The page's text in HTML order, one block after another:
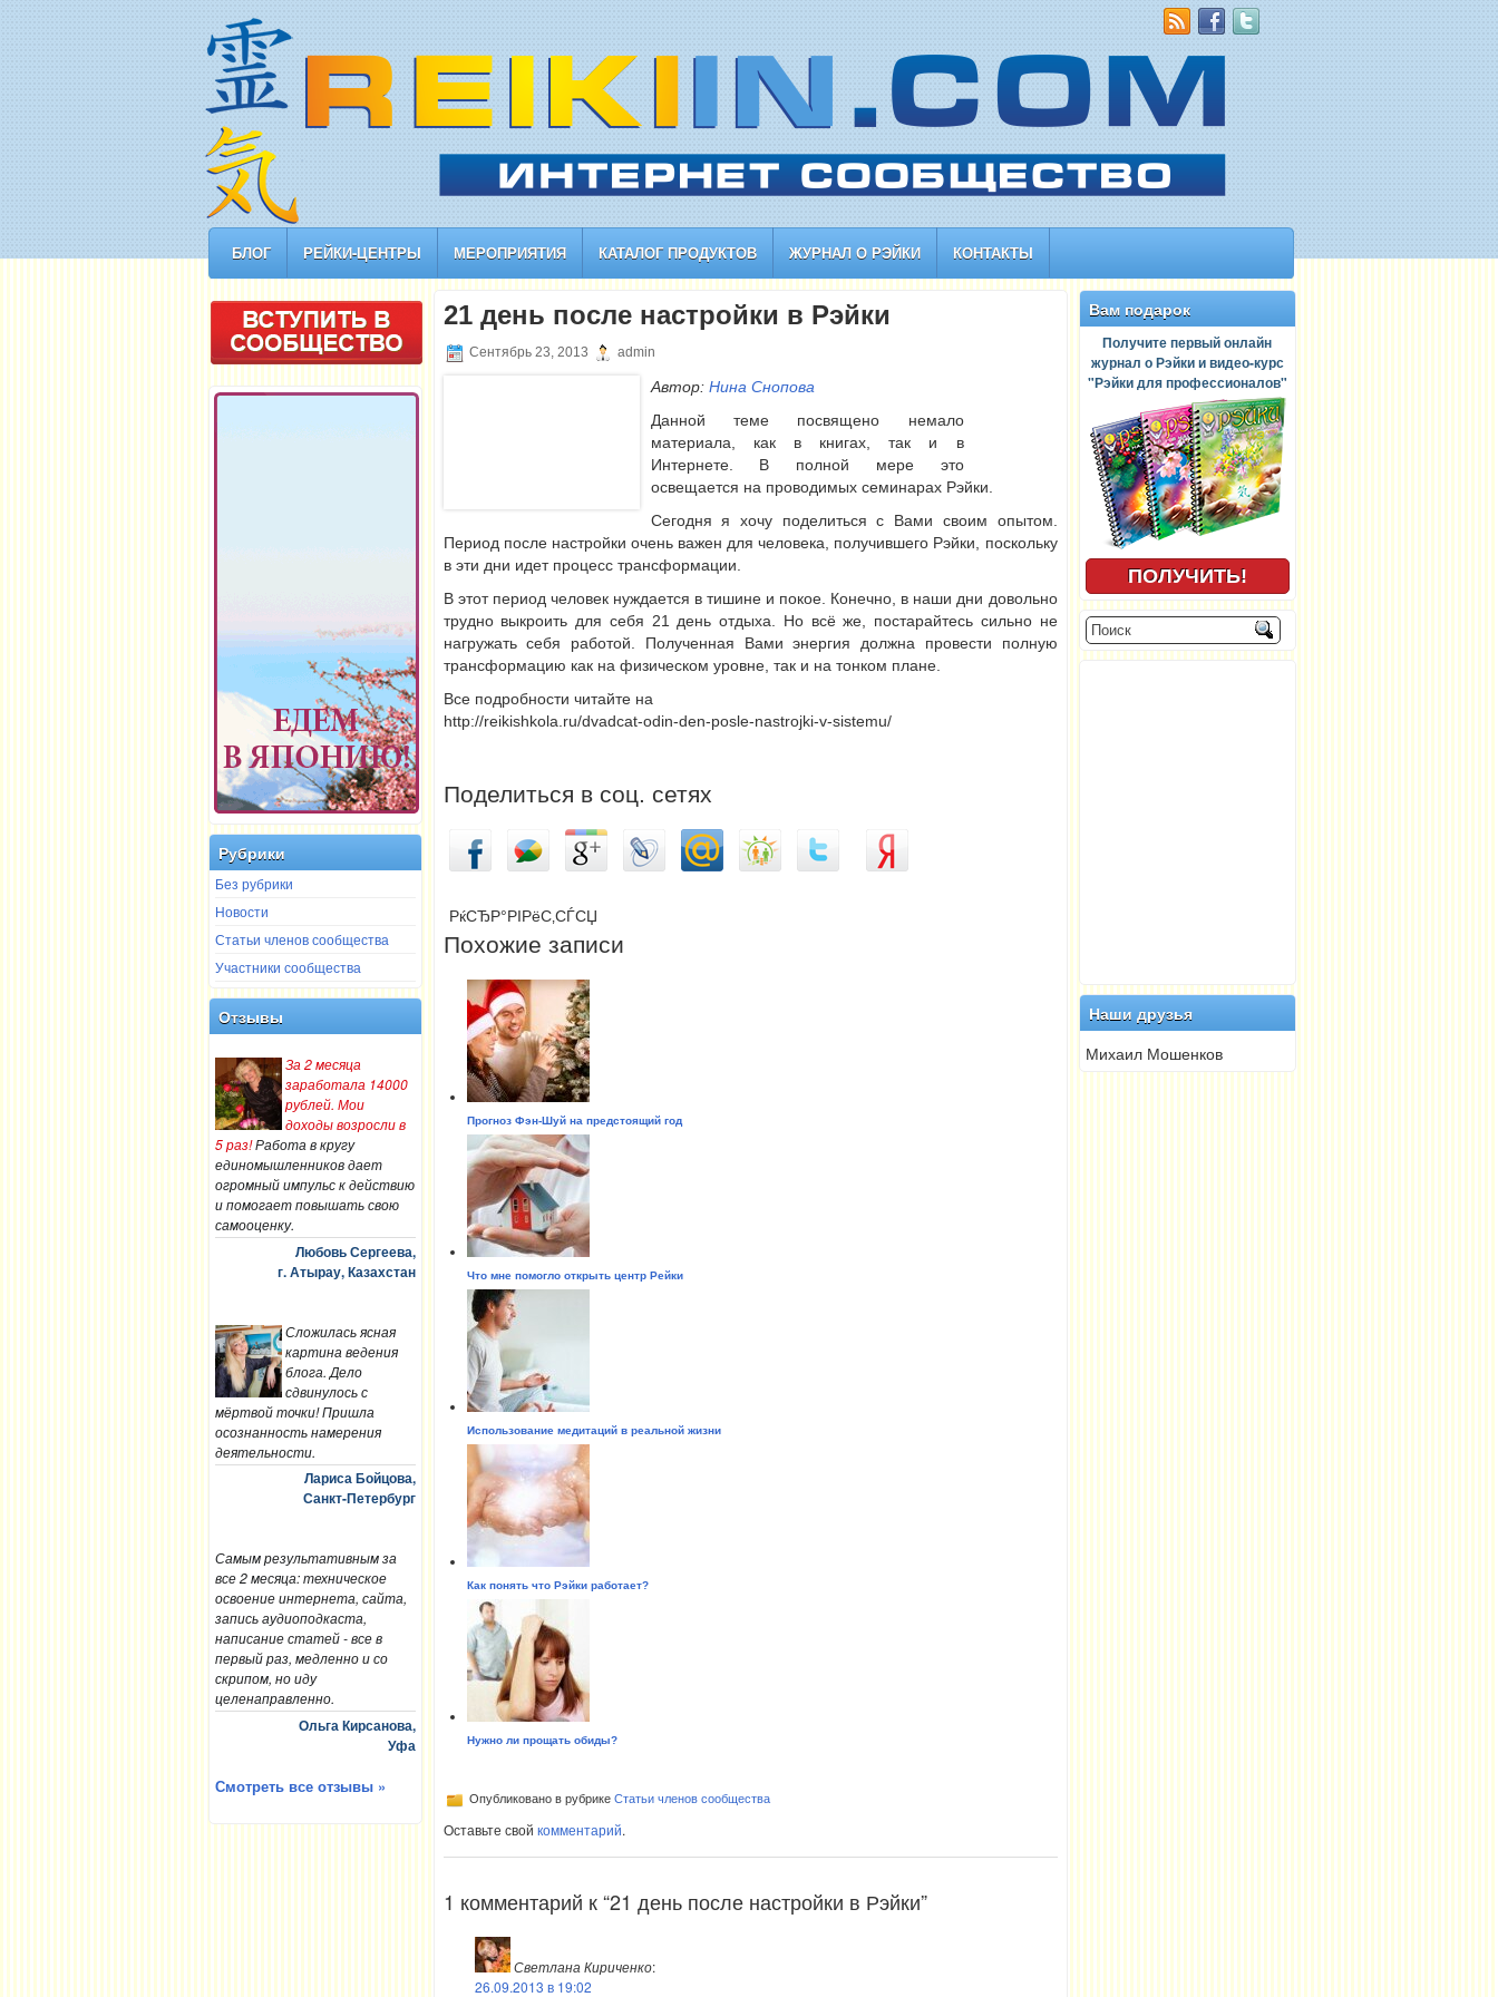
БЛОГ РЕЙКИ-ЦЕНТРЫ МЕРОПРИЯТИЯ КАТАЛОГ ПРОДУКТОВ ЖУРНАЛ О РЭЙКИ КОНТАКТЫ
Рубрики
Без рубрики
Новости
Статьи членов сообщества
Участники сообщества
Отзывы
За 2 месяца
заработала 14000
рублей. Мои
доходы возросли в
5 раз!Работа в кругу
единомышленников дает
огромный импульс к действию
и помогает повышать свою
самооценку.
Любовь Сергеева,
г. Атырау, Казахстан
Сложилась ясная
картина ведения
блога. Дело
сдвинулось с
мёртвой точки! Пришла
осознанность намерения
деятельности.
Лариса Бойцова,
Санкт-Петербург
Самым результативным за
все 2 месяца: техническое
освоение интернета, сайта,
запись аудиоподкаста,
написание статей - все в
первый раз, медленно и со
скрипом, но иду
целенаправленно.
Ольга Кирсанова,
Уфа
Смотреть все отзывы »
21 день после настройки в Рэйки
Сентябрь 23, 2013 admin
Автор: Нина Снопова
Данной теме посвящено немало
материала, как в книгах, так и в
Интернете. В полной мере это
освещается на проводимых семинарах Рэйки.
Сегодня я хочу поделиться с Вами своим опытом.
Период после настройки очень важен для человека, получившего Рэйки, поскольку
в эти дни идет процесс трансформации.
В этот период человек нуждается в тишине и покое. Конечно, в наши дни довольно
трудно выкроить для себя 21 день отдыха. Но всё же, постарайтесь сильно не
нагружать себя работой. Полученная Вами энергия должна провести полную
трансформацию как на физическом уровне, так и на тонком плане.
Все подробности читайте на
http://reikishkola.ru/dvadcat-odin-den-posle-nastrojki-v-sistemu/
Поделиться в соц. сетях
РќСЂР°РІРёС‚СЃСЏ
Похожие записи
Прогноз Фэн-Шуй на предстоящий год
Что мне помогло открыть центр Рейки
Использование медитаций в реальной жизни
Как понять что Рэйки работает?
Нужно ли прощать обиды?
Опубликовано в рубрике Статьи членов сообщества
Оставьте свой комментарий.
1 комментарий к “21 день после настройки в Рэйки”
Светлана Кириченко:
26.09.2013 в 19:02
Вам подарок
Получите первый онлайн
журнал о Рэйки и видео-курс
"Рэйки для профессионалов"
Наши друзья
Михаил Мошенков